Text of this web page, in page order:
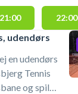
tennis
på en af de to
baner i
og bolde.
21:00 22:00
udendørs
en udendørs
Tennis
og spil